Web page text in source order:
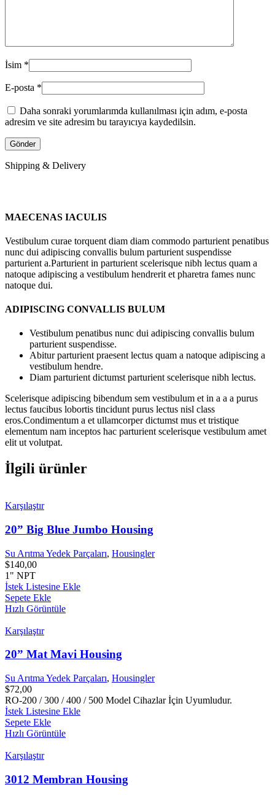
İsim *
E-posta *
Daha sonraki yorumlarımda kullanılması için adım, e-posta
adresim ve site adresim bu tarayıcıya kaydedilsin.
Shipping & Delivery
MAECENAS IACULIS
Vestibulum curae torquent diam diam commodo parturient penatibus
nunc dui adipiscing convallis bulum parturient suspendisse
parturient a.Parturient in parturient scelerisque nibh lectus quam a
natoque adipiscing a vestibulum hendrerit et pharetra fames nunc
natoque dui.
ADIPISCING CONVALLIS BULUM
Vestibulum penatibus nunc dui adipiscing convallis bulum
parturient suspendisse.
Abitur parturient praesent lectus quam a natoque adipiscing a
vestibulum hendre.
Diam parturient dictumst parturient scelerisque nibh lectus.
Scelerisque adipiscing bibendum sem vestibulum et in a a a purus
lectus faucibus lobortis tincidunt purus lectus nisl class
eros.Condimentum a et ullamcorper dictumst mus et tristique
elementum nam inceptos hac parturient scelerisque vestibulum amet
elit ut volutpat.
İlgili ürünler
Karşılaştır
20” Big Blue Jumbo Housing
Su Arıtma Yedek Parçaları, Housingler
$140,00
1" NPT
İstek Listesine Ekle
Sepete Ekle
Hızlı Görüntüle
Karşılaştır
20” Mat Mavi Housing
Su Arıtma Yedek Parçaları, Housingler
$72,00
RO-200 / 300 / 400 / 500 Model Cihazlar İçin Uyumludur.
İstek Listesine Ekle
Sepete Ekle
Hızlı Görüntüle
Karşılaştır
3012 Membran Housing